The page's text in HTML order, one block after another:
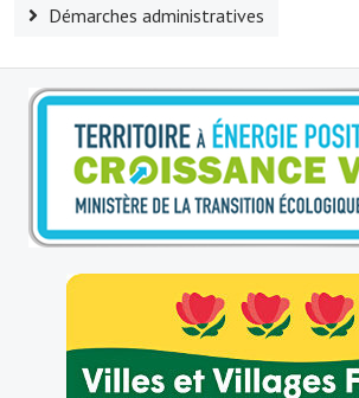
Le foyer de la Planquette
L'association des anciens combattants
L'association des anciens sapeurs-
Village sportif
L'US Crequy Fressin
La société de chasse
La société de pêche
Démarches administratives